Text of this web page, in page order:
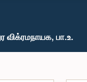
விக்ரமநாயக, பா.உ.